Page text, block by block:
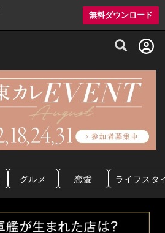
無料ダウンロード
グルメ情報・プレミアムレストラン予約
グルメ 恋愛 ライフスタ